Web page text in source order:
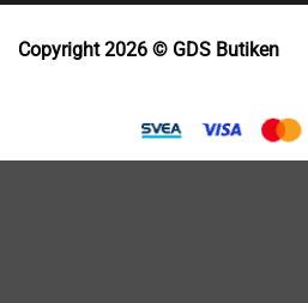
Copyright 2026 © GDS Butiken